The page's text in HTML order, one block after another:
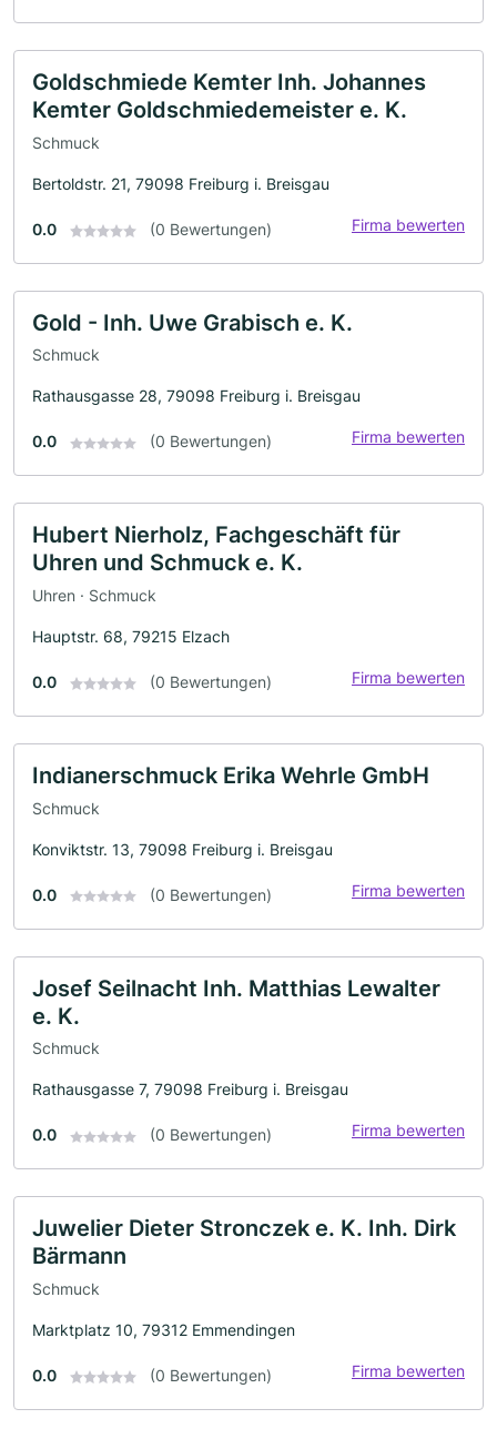
Goldschmiede Kemter Inh. Johannes
Kemter Goldschmiedemeister e. K.
Schmuck
Bertoldstr. 21, 79098 Freiburg i. Breisgau
0.0 (0 Bewertungen) Firma bewerten
Gold - Inh. Uwe Grabisch e. K.
Schmuck
Rathausgasse 28, 79098 Freiburg i. Breisgau
0.0 (0 Bewertungen) Firma bewerten
Hubert Nierholz, Fachgeschäft für
Uhren und Schmuck e. K.
Uhren · Schmuck
Hauptstr. 68, 79215 Elzach
0.0 (0 Bewertungen) Firma bewerten
Indianerschmuck Erika Wehrle GmbH
Schmuck
Konviktstr. 13, 79098 Freiburg i. Breisgau
0.0 (0 Bewertungen) Firma bewerten
Josef Seilnacht Inh. Matthias Lewalter
e. K.
Schmuck
Rathausgasse 7, 79098 Freiburg i. Breisgau
0.0 (0 Bewertungen) Firma bewerten
Juwelier Dieter Stronczek e. K. Inh. Dirk
Bärmann
Schmuck
Marktplatz 10, 79312 Emmendingen
0.0 (0 Bewertungen) Firma bewerten